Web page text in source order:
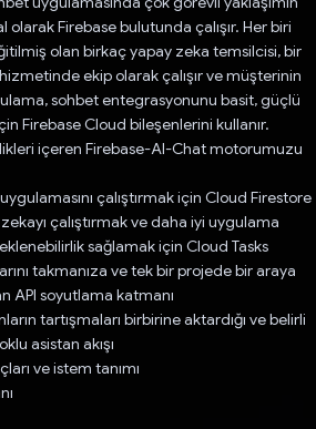
olarak Firebase bulutunda çalışır. Her biri
olan birkaç yapay zeka temsilcisi, bir
ekip olarak çalışır ve müşterinin
sohbet entegrasyonunu basit, güçlü
Firebase Cloud bileşenlerini kullanır.
içeren Firebase-AI-Chat motorumuzu
çalıştırmak için Cloud Firestore
çalıştırmak ve daha iyi uygulama
sağlamak için Cloud Tasks
takmanıza ve tek bir projede bir araya
API soyutlama katmanı
tartışmaları birbirine aktardığı ve belirli
asistan akışı
ve istem tanımı